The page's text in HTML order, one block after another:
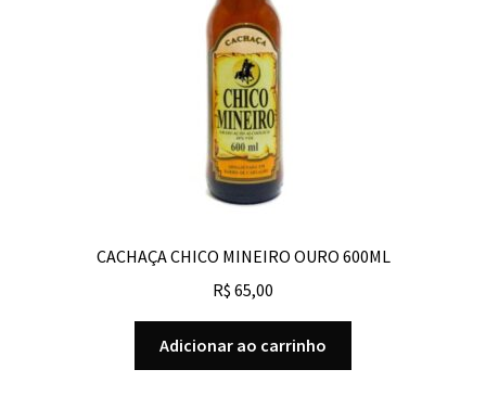
CACHAÇA CHICO MINEIRO OURO 600ML
R$ 65,00
Adicionar ao carrinho